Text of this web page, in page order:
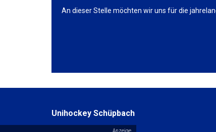
An dieser Stelle möchten wir uns für die
Unihockey Schüpbach